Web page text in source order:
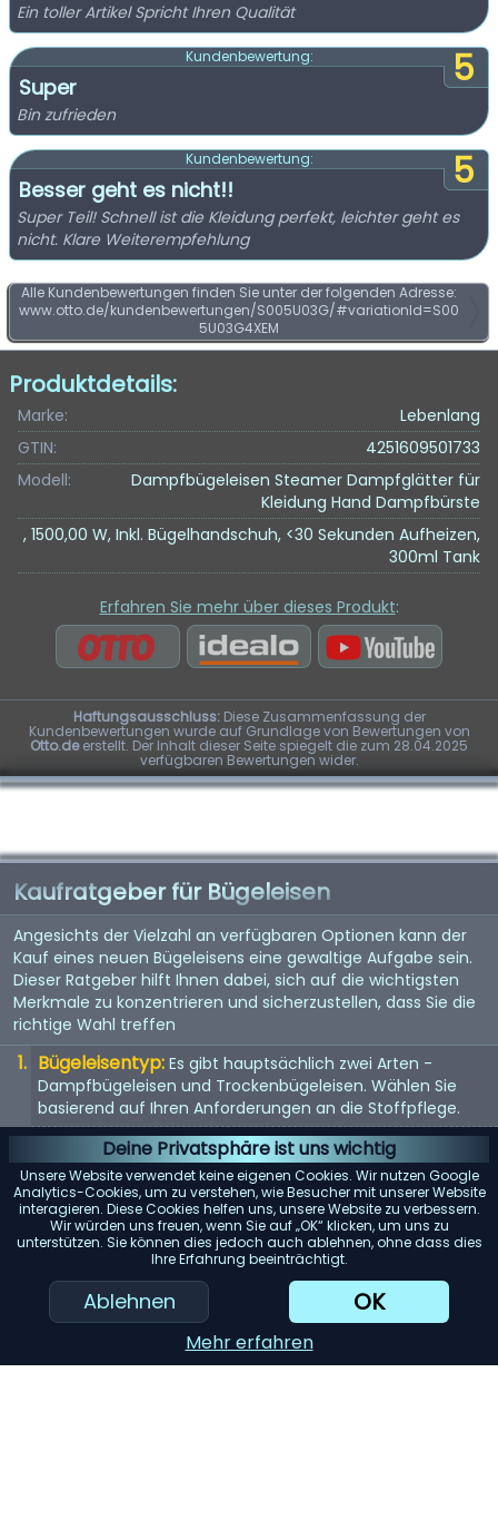
Deine Privatsphäre ist uns wichtig
Unsere Website verwendet keine eigenen Cookies. Wir nutzen Google
Analytics-Cookies, um zu verstehen, wie Besucher mit unserer Website
interagieren. Diese Cookies helfen uns, unsere Website zu verbessern.
Wir würden uns freuen, wenn Sie auf „OK“ klicken, um uns zu
unterstützen. Sie können dies jedoch auch ablehnen, ohne dass dies
Ihre Erfahrung beeinträchtigt.
Ablehnen OK
Mehr erfahren
Ein toller Artikel Spricht Ihren Qualität
5
Kundenbewertung:
Super
Bin zufrieden
5
Kundenbewertung:
Besser geht es nicht!!
Super Teil! Schnell ist die Kleidung perfekt, leichter geht es
nicht. Klare Weiterempfehlung
Alle Kundenbewertungen finden Sie unter der folgenden Adresse:
www.otto.de/kundenbewertungen/S005U03G/#variationId=S00
5U03G4XEM
Produktdetails:
Marke:
Lebenlang
GTIN:
4251609501733
Modell:
Dampfbügeleisen Steamer Dampfglätter für
Kleidung Hand Dampfbürste
, 1500,00 W, Inkl. Bügelhandschuh, <30 Sekunden Aufheizen,
300ml Tank
Erfahren Sie mehr über dieses Produkt:
Haftungsausschluss:Diese Zusammenfassung der
Kundenbewertungen wurde auf Grundlage von Bewertungen von
Otto.deerstellt. Der Inhalt dieser Seite spiegelt die zum 28.04.2025
verfügbaren Bewertungen wider.
Kaufratgeber für Bügeleisen
Angesichts der Vielzahl an verfügbaren Optionen kann der
Kauf eines neuen Bügeleisens eine gewaltige Aufgabe sein.
Dieser Ratgeber hilft Ihnen dabei, sich auf die wichtigsten
Merkmale zu konzentrieren und sicherzustellen, dass Sie die
richtige Wahl treffen
Bügeleisentyp: Es gibt hauptsächlich zwei Arten -
Dampfbügeleisen und Trockenbügeleisen. Wählen Sie
basierend auf Ihren Anforderungen an die Stoffpflege.
Material der Bügelsohle: Die Bügelsohle ist die Basis des
Bügeleisens. Antihaftbeschichtung, Edelstahl und Keramik
sind gängige Materialien. Jedes bietet unterschiedliche
Gleiteigenschaften und Haltbarkeit.
Temperaturregelung: Suchen Sie nach Bügeleisen mit
einstellbaren Temperatureinstellungen. So können Sie das
Bügeleisen sicher auf einer Vielzahl von Stoffen
verwenden.
Wenn Sie ein Dampfbügeleisen in